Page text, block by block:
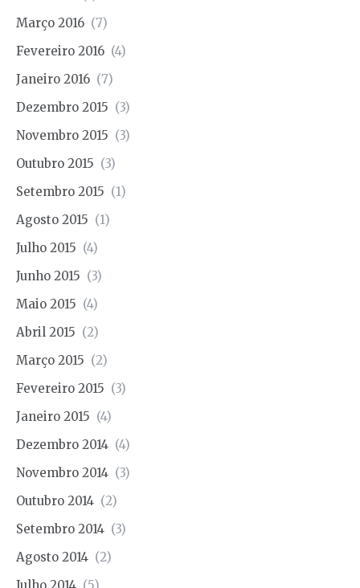
Março 2016 (7)
Fevereiro 2016 (4)
Janeiro 2016 (7)
Dezembro 2015 (3)
Novembro 2015 (3)
Outubro 2015 (3)
Setembro 2015 (1)
Agosto 2015 (1)
Julho 2015 (4)
Junho 2015 (3)
Maio 2015 (4)
Abril 2015 (2)
Março 2015 (2)
Fevereiro 2015 (3)
Janeiro 2015 (4)
Dezembro 2014 (4)
Novembro 2014 (3)
Outubro 2014 (2)
Setembro 2014 (3)
Agosto 2014 (2)